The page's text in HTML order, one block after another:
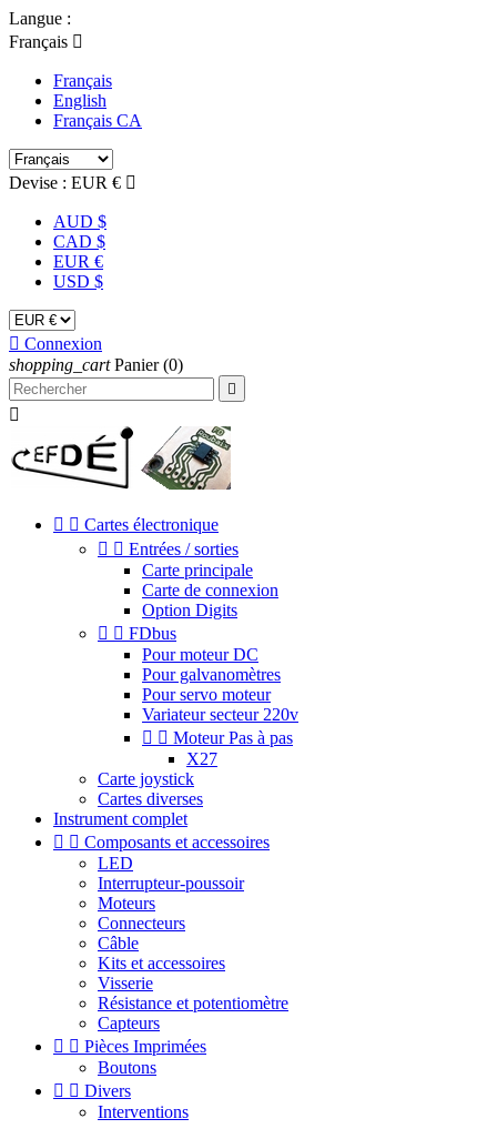
Langue :
Français 
Français
English
Français CA
Devise : EUR € 
AUD $
CAD $
EUR €
USD $
 Connexion
shopping_cart Panier (0)


  Cartes électronique
  Entrées / sorties
Carte principale
Carte de connexion
Option Digits
  FDbus
Pour moteur DC
Pour galvanomètres
Pour servo moteur
Variateur secteur 220v
  Moteur Pas à pas
X27
Carte joystick
Cartes diverses
Instrument complet
  Composants et accessoires
LED
Interrupteur-poussoir
Moteurs
Connecteurs
Câble
Kits et accessoires
Visserie
Résistance et potentiomètre
Capteurs
  Pièces Imprimées
Boutons
  Divers
Interventions